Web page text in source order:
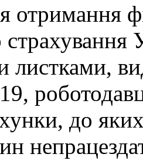
отримання
страхування
листками,
, до